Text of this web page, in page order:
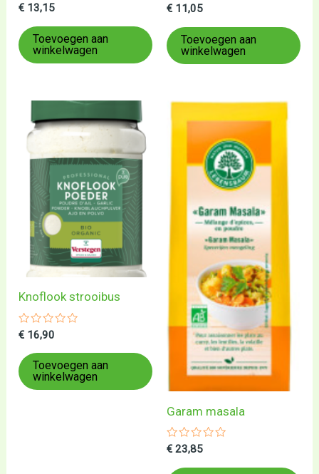
Gewaardeerd
uit
5
€ 13,15
Toevoegen aan
winkelwagen
Gewaardeerd
uit
5
€ 11,05
Toevoegen aan
winkelwagen
Knoflook strooibus
Gewaardeerd
uit
5
€ 16,90
Toevoegen aan
winkelwagen
Garam masala
Gewaardeerd
uit
€ 23,85